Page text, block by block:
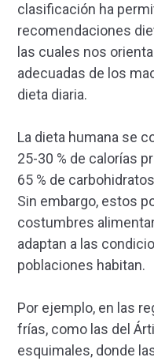
clasificación ha
recomendaciones
las cuales nos
adecuadas de los
dieta diaria.
La dieta humana se
25-30 % de calorías
65 % de
Sin embargo, estos
costumbres
adaptan a las
poblaciones habitan.
Por ejemplo, en las
frías, como las del
esquimales, donde